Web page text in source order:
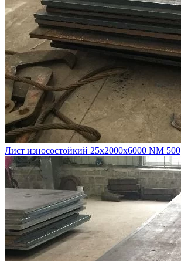
Лист износостойкий 25х2000х6000 NM 500